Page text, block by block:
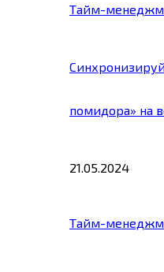
Тайм-
помидора» на
21.05.2024
Тайм-